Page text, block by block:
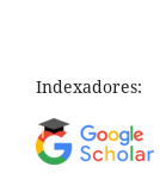
Indexadores: